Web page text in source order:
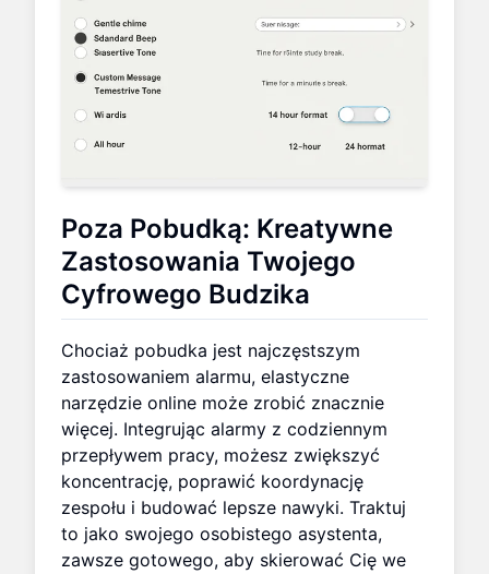
Poza Pobudką: Kreatywne
Zastosowania Twojego
Cyfrowego Budzika
Chociaż pobudka jest najczęstszym
zastosowaniem alarmu, elastyczne
narzędzie online może zrobić znacznie
więcej. Integrując alarmy z codziennym
przepływem pracy, możesz zwiększyć
koncentrację, poprawić koordynację
zespołu i budować lepsze nawyki. Traktuj
to jako swojego osobistego asystenta,
zawsze gotowego, aby skierować Cię we